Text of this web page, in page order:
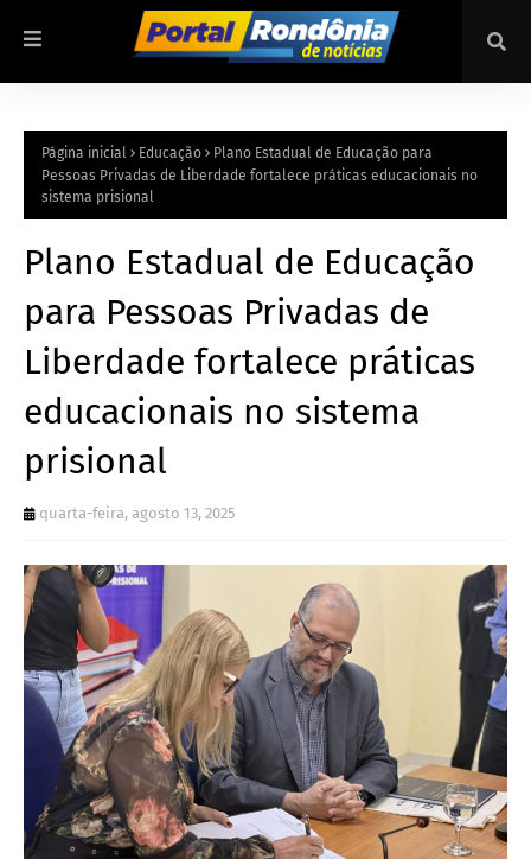
Página inicial Educação
Plano Estadual de Educação para
Pessoas Privadas de Liberdade fortalece práticas educacionais no
sistema prisional
Plano Estadual de Educação
para Pessoas Privadas de
Liberdade fortalece práticas
educacionais no sistema
prisional
quarta-feira, agosto 13, 2025